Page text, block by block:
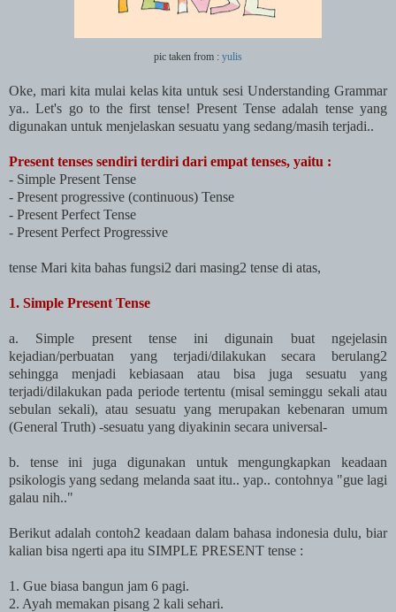
pic taken from : yulis
Oke, mari kita mulai kelas kita untuk sesi Understanding Grammar
ya.. Let's go to the first tense! Present Tense adalah tense yang
digunakan untuk menjelaskan sesuatu yang sedang/masih terjadi..
Present tenses sendiri terdiri dari empat tenses, yaitu :
- Simple Present Tense
- Present progressive (continuous) Tense
- Present Perfect Tense
- Present Perfect Progressive
tense Mari kita bahas fungsi2 dari masing2 tense di atas,
1. Simple Present Tense
a. Simple present tense ini digunain buat ngejelasin
kejadian/perbuatan yang terjadi/dilakukan secara berulang2
sehingga menjadi kebiasaan atau bisa juga sesuatu yang
terjadi/dilakukan pada periode tertentu (misal seminggu sekali atau
sebulan sekali), atau sesuatu yang merupakan kebenaran umum
(General Truth) -sesuatu yang diyakinin secara universal-
b. tense ini juga digunakan untuk mengungkapkan keadaan
psikologis yang sedang melanda saat itu.. yap.. contohnya "gue lagi
galau nih.."
Berikut adalah contoh2 keadaan dalam bahasa indonesia dulu, biar
kalian bisa ngerti apa itu SIMPLE PRESENT tense :
1. Gue biasa bangun jam 6 pagi.
2. Ayah memakan pisang 2 kali sehari.